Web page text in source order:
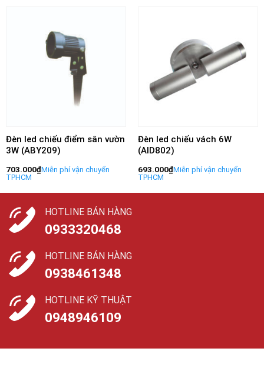
Đèn led chiếu điểm sân vườn
3W (ABY209)
703.000₫
Đèn led chiếu vách 6W
(AID802)
693.000₫
HOTLINE BÁN HÀNG
0933320468
HOTLINE BÁN HÀNG
0938461348
HOTLINE KỸ THUẬT
0948946109